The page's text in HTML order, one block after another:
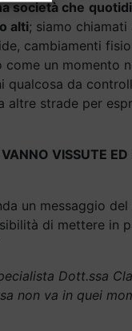
società che
alti; siamo
cambiamenti
un momento
qualcosa da
strade per
VISSUTE
un messaggio
di mettere in
Dott.ssa
non va in quei